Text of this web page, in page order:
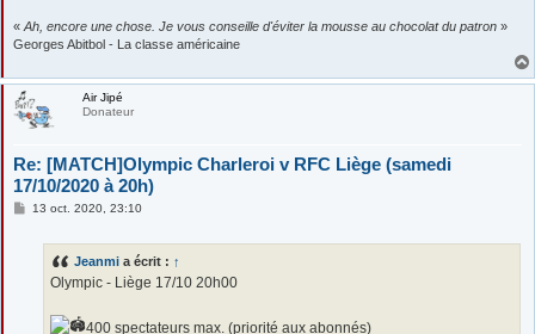
« Ah, encore une chose. Je vous conseille d'éviter la mousse au chocolat du patron »
Georges Abitbol - La classe américaine
Air Jipé
Donateur
Re: [MATCH]Olympic Charleroi v RFC Liège (samedi
17/10/2020 à 20h)
M13 oct. 2020, 23:10
Jeanmi a écrit : ↑
Olympic - Liège 17/10 20h00
400 spectateurs max. (priorité aux abonnés)